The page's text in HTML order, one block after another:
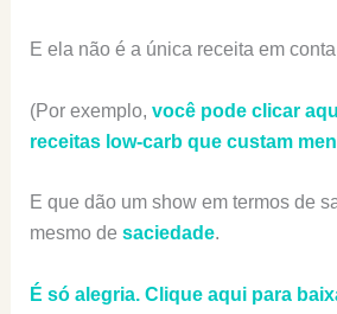
E ela não é a única receita em
(Por exemplo, você pode clicar
receitas low-carb que custam
E que dão um show em termos de
mesmo de saciedade.
É só alegria. Clique aqui para